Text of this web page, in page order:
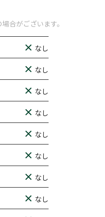
合がございます。
なし
なし
なし
なし
なし
なし
なし
なし